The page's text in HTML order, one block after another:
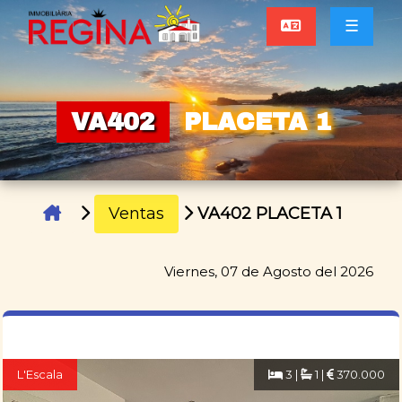
VA402 PLACETA 1
☰
Ventas VA402 PLACETA 1
Viernes, 07 de Agosto del 2026
L'Escala 3 | 1 | 370.000